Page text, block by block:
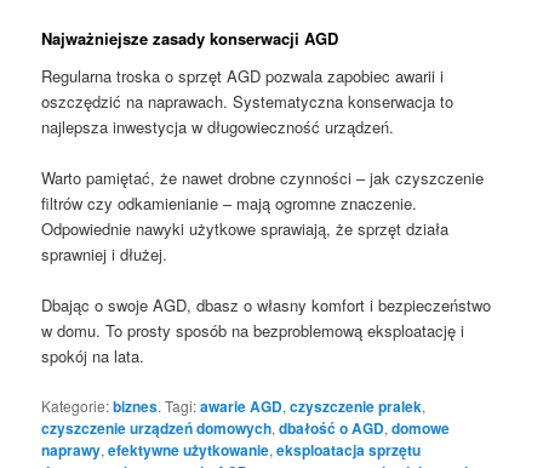
Najważniejsze zasady konserwacji AGD
Regularna troska o sprzęt AGD pozwala zapobiec awarii i
oszczędzić na naprawach. Systematyczna konserwacja to
najlepsza inwestycja w długowieczność urządzeń.
Warto pamiętać, że nawet drobne czynności – jak czyszczenie
filtrów czy odkamienianie – mają ogromne znaczenie.
Odpowiednie nawyki użytkowe sprawiają, że sprzęt działa
sprawniej i dłużej.
Dbając o swoje AGD, dbasz o własny komfort i bezpieczeństwo
w domu. To prosty sposób na bezproblemową eksploatację i
spokój na lata.
Kategorie:biznes. Tagi:awarie AGD,czyszczenie pralek,
czyszczenie urządzeń domowych,dbałość o AGD,domowe
naprawy,efektywne użytkowanie,eksploatacja sprzętu